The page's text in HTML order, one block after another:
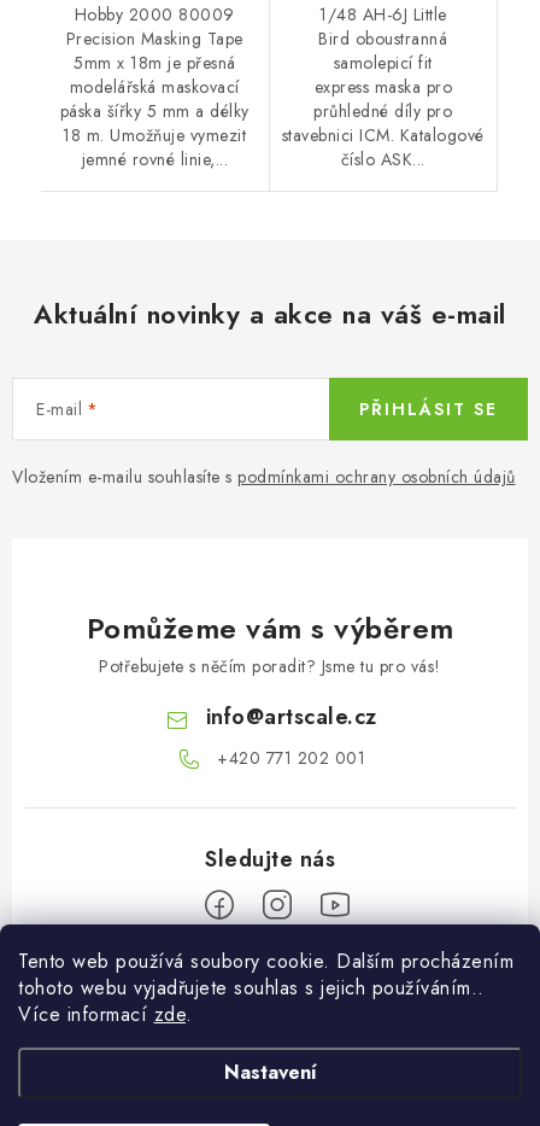
Tento web používá soubory cookie. Dalším procházením
tohoto webu vyjadřujete souhlas s jejich používáním..
Více informací zde.
Nastavení
Hobby 2000 80009
Precision Masking Tape
5mm x 18m je přesná
modelářská maskovací
páska šířky 5 mm a délky
18 m. Umožňuje vymezit
jemné rovné linie,...
1/48 AH-6J Little
Bird oboustranná
samolepicí fit
express maska pro
průhledné díly pro
stavebnici ICM. Katalogové
číslo ASK...
Aktuální novinky a akce na váš e-mail
E-mail
Vložením e-mailu souhlasíte s podmínkami ochrany osobních údajů
PŘIHLÁSIT SE
Pomůžeme vám s výběrem
Potřebujete s něčím poradit? Jsme tu pro vás!
info@artscale.cz
+420 771 202 001​
Informace pro vás
Můj účet